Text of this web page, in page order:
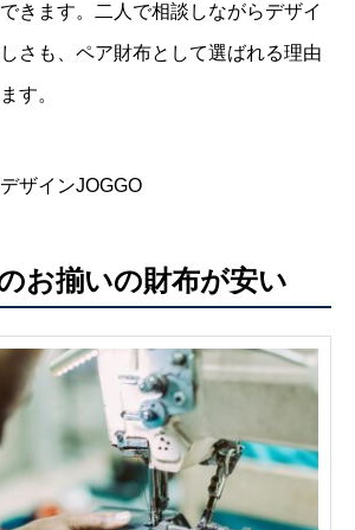
きます。二人で相談しながらデザイ
さも、ペア財布として選ばれる理由
す。
ザインJOGGO
お揃いの財布が安い